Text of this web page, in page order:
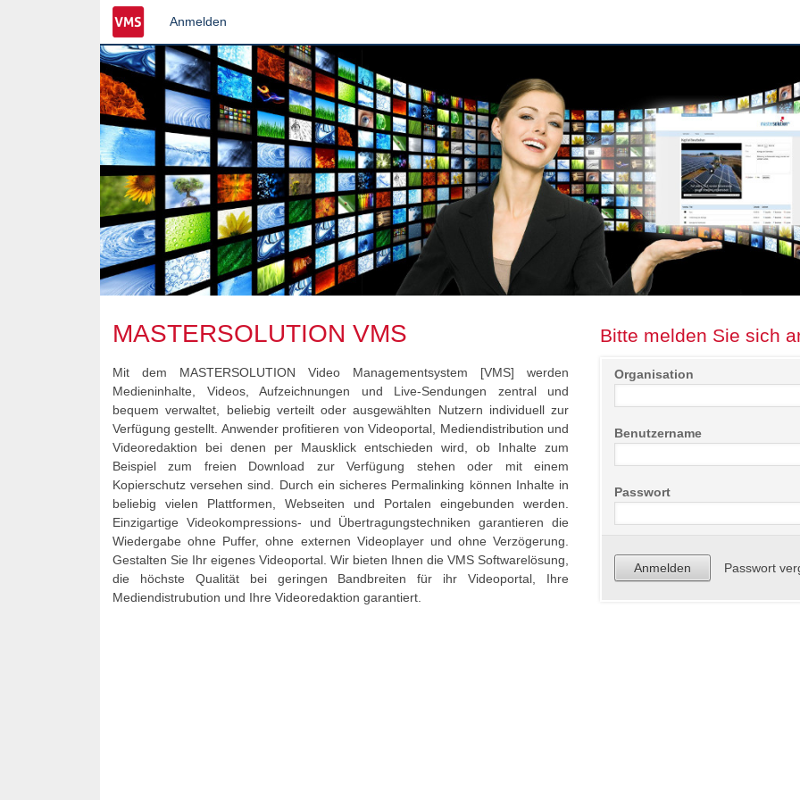
Anmelden
MASTERSOLUTION VMS
Mit dem MASTERSOLUTION Video Managementsystem [VMS] werden
Medieninhalte, Videos, Aufzeichnungen und Live-Sendungen zentral und
bequem verwaltet, beliebig verteilt oder ausgewählten Nutzern individuell zur
Verfügung gestellt. Anwender profitieren von Videoportal, Mediendistribution und
Videoredaktion bei denen per Mausklick entschieden wird, ob Inhalte zum
Beispiel zum freien Download zur Verfügung stehen oder mit einem
Kopierschutz versehen sind. Durch ein sicheres Permalinking können Inhalte in
beliebig vielen Plattformen, Webseiten und Portalen eingebunden werden.
Einzigartige Videokompressions- und Übertragungstechniken garantieren die
Wiedergabe ohne Puffer, ohne externen Videoplayer und ohne Verzögerung.
Gestalten Sie Ihr eigenes Videoportal. Wir bieten Ihnen die VMS Softwarelösung,
die höchste Qualität bei geringen Bandbreiten für ihr Videoportal, Ihre
Mediendistrubution und Ihre Videoredaktion garantiert.
Bitte melden Sie sich
Organisation
Benutzername
Passwort
Passwort